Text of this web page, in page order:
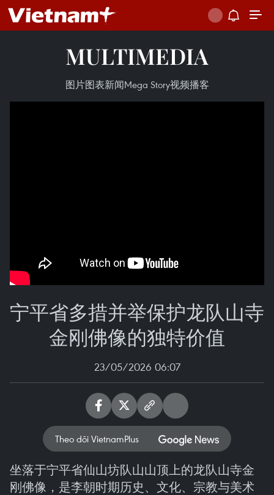
MULTIMEDIA
图片图表新闻Mega Story视频播客
宁平省多措并举保护龙队山寺
金刚佛像的独特价值
23/05/2026 06:07
Theo dõi VietnamPlus
坐落于宁平省仙山坊队山山顶上的龙队山寺金
刚佛像，是李朝时期历史、文化、宗教与美术